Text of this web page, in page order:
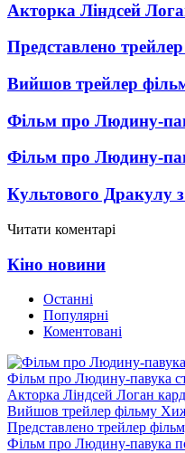
Акторка Ліндсей
Представлено
Вийшов трейлер
Фільм про Людину-
Фільм про Людину-
Культового Дракулу
Читати коментарі
Кіно новини
Останні
Популярні
Коментовані
Фільм про Людину-павука
Акторка Ліндсей Логан
Вийшов трейлер фільму
Представлено трейлер
Фільм про Людину-павука